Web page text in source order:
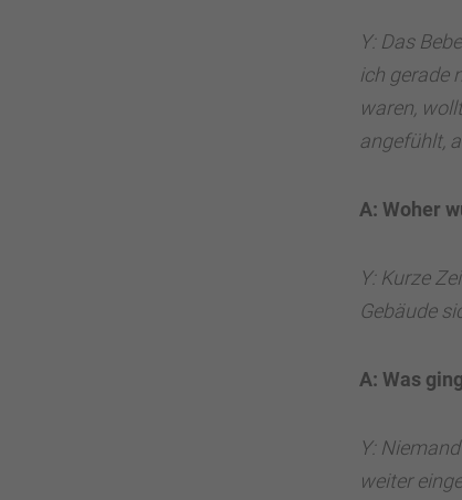
Y: Das
ich gerade
waren,
angefühlt,
A: Woher
Y: Kurze
Gebäude
A: Was
Y:
weiter